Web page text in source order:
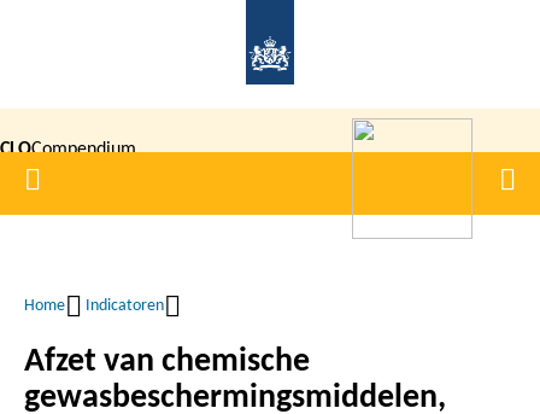
inhoud
gaan
CLOCompendium
voor de
Home
Kruimelpad
Home Indicatoren
Afzet van chemische
gewasbeschermingsmiddelen,